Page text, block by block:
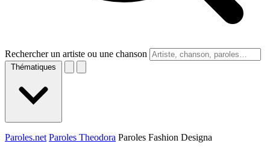
Rechercher un artiste ou une chanson
Thématiques
Paroles.net Paroles Theodora Paroles Fashion Designa